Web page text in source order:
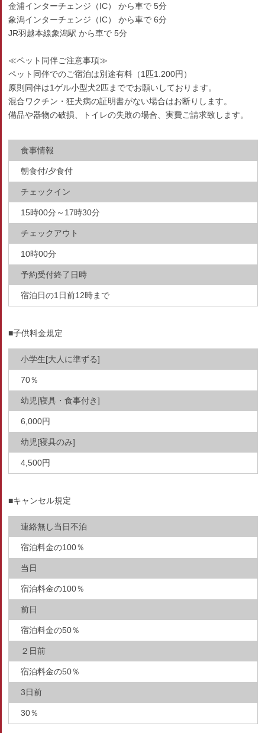
金浦インターチェンジ（IC） から車で 5分
象潟インターチェンジ（IC） から車で 6分
JR羽越本線象潟駅 から車で 5分
≪ペット同伴ご注意事項≫
ペット同伴でのご宿泊は別途有料（1匹1.200円）
原則同伴は1ゲル小型犬2匹まででお願いしております。
混合ワクチン・狂犬病の証明書がない場合はお断りします。
備品や器物の破損、トイレの失敗の場合、実費ご請求致します。
食事情報
朝食付/夕食付
チェックイン
15時00分～17時30分
チェックアウト
10時00分
予約受付終了日時
宿泊日の1日前12時まで
■子供料金規定
小学生[大人に準ずる]
70％
幼児[寝具・食事付き]
6,000円
幼児[寝具のみ]
4,500円
■キャンセル規定
連絡無し当日不泊
宿泊料金の100％
当日
宿泊料金の100％
前日
宿泊料金の50％
２日前
宿泊料金の50％
3日前
30％